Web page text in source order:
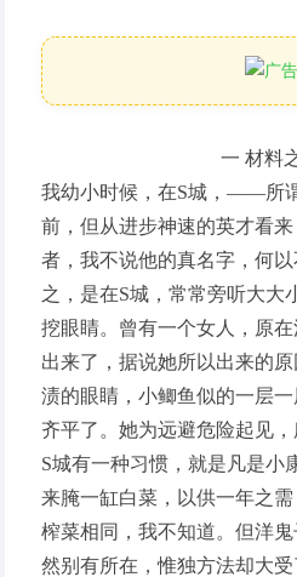
一 材料
我幼小时候，在S城，——所
前，但从进步神速的英才看
者，我不说他的真名字，何
之，是在S城，常常旁听大大
挖眼睛。曾有一个女人，原
出来了，据说她所以出来的
渍的眼睛，小鲫鱼似的一层
齐平了。她为远避危险起见，
S城有一种习惯，就是凡是小
来腌一缸白菜，以供一年之
榨菜相同，我不知道。但洋
然别有所在，惟独方法却大受